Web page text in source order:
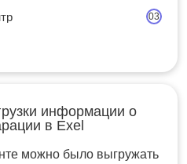
03
информации о
в Exel
можно было выгружать